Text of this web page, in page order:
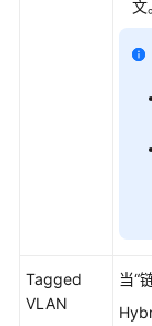
更
多
文
Tagged
VLAN
当“